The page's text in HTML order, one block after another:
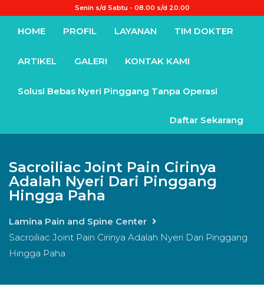
Senin s/d Sabtu - 08.00 s/d 20.00
HOME PROFIL LAYANAN TIM DOKTER
ARTIKEL GALERI KONTAK KAMI
Solusi Bebas Nyeri Pinggang Tanpa Operasi
Daftar Sekarang
Sacroiliac Joint Pain Cirinya
Adalah Nyeri Dari Pinggang
Hingga Paha
Lamina Pain and Spine Center
Sacroiliac Joint Pain Cirinya Adalah Nyeri Dari Pinggang
Hingga Paha